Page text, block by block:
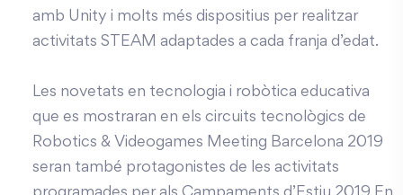
amb Unity i molts més dispositius per realitzar
activitats STEAM adaptades a cada franja d’edat.
Les novetats en tecnologia i robòtica educativa
que es mostraran en els circuits tecnològics de
Robotics & Videogames Meeting Barcelona 2019
seran també protagonistes de les activitats